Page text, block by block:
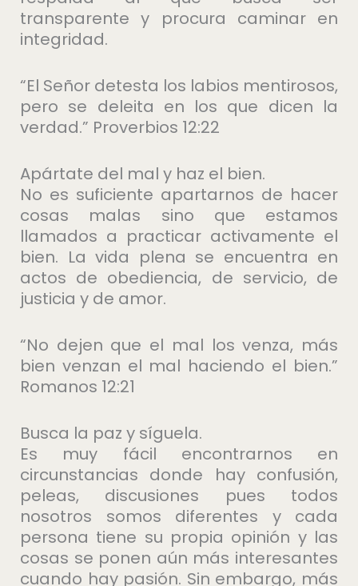
transparente y procura caminar en
integridad.
“El Señor detesta los labios mentirosos,
pero se deleita en los que dicen la
verdad.” Proverbios 12:22
Apártate del mal y haz el bien.
No es suficiente apartarnos de hacer
cosas malas sino que estamos
llamados a practicar activamente el
bien. La vida plena se encuentra en
actos de obediencia, de servicio, de
justicia y de amor.
“No dejen que el mal los venza, más
bien venzan el mal haciendo el bien.”
Romanos 12:21
Busca la paz y síguela.
Es muy fácil encontrarnos en
circunstancias donde hay confusión,
peleas, discusiones pues todos
nosotros somos diferentes y cada
persona tiene su propia opinión y las
cosas se ponen aún más interesantes
cuando hay pasión. Sin embargo, más